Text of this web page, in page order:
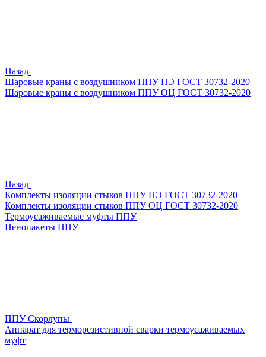
Назад
Шаровые краны с воздушником ППУ ПЭ ГОСТ 30732-2020
Шаровые краны с воздушником ППУ ОЦ ГОСТ 30732-2020
Назад
Комплекты изоляции стыков ППУ ПЭ ГОСТ 30732-2020
Комплекты изоляции стыков ППУ ОЦ ГОСТ 30732-2020
Термоусаживаемые муфты ППУ
Пенопакеты ППУ
ППУ Скорлупы
Аппарат для терморезистивной сварки термоусаживаемых
муфт